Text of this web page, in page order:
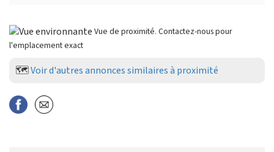
Vue de proximité. Contactez-nous pour
l'emplacement exact
🗺️Voir d'autres annonces similaires à proximité